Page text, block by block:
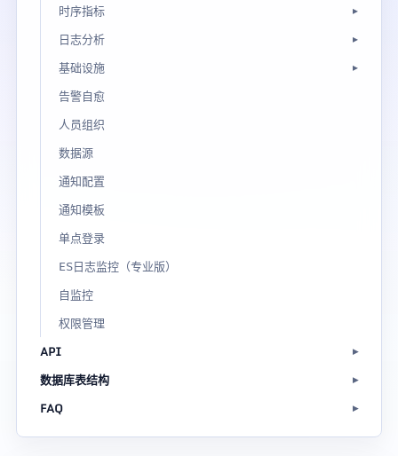
时序指标
日志分析
基础设施
告警自愈
人员组织
数据源
通知配置
通知模板
单点登录
ES日志监控（专业版）
自监控
权限管理
API
数据库表结构
FAQ